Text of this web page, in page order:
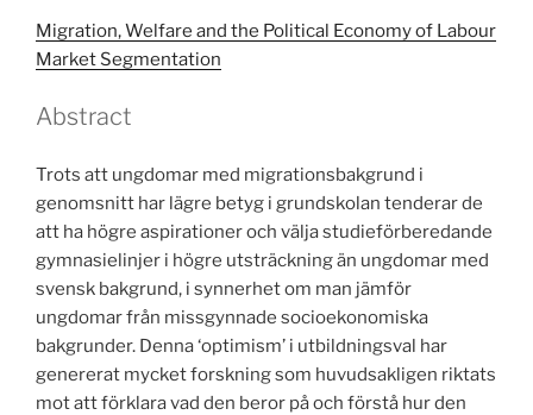
Migration, Welfare and the Political Economy of Labour
Market Segmentation
Abstract
Trots att ungdomar med migrationsbakgrund i
genomsnitt har lägre betyg i grundskolan tenderar de
att ha högre aspirationer och välja studieförberedande
gymnasielinjer i högre utsträckning än ungdomar med
svensk bakgrund, i synnerhet om man jämför
ungdomar från missgynnade socioekonomiska
bakgrunder. Denna ‘optimism’ i utbildningsval har
genererat mycket forskning som huvudsakligen riktats
mot att förklara vad den beror på och förstå hur den